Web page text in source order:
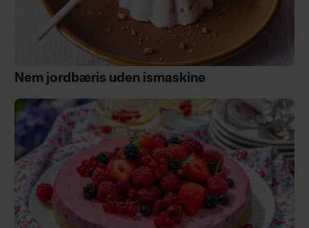
Nem jordbæris uden ismaskine